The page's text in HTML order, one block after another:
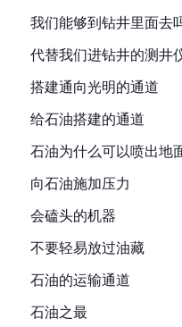
我们能够到钻井里面去
代替我们进钻井的测井
搭建通向光明的通道
给石油搭建的通道
石油为什么可以喷出地
向石油施加压力
会磕头的机器
不要轻易放过油藏
石油的运输通道
石油之最